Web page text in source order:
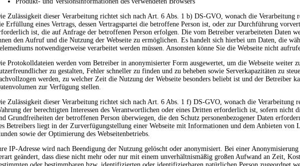
Zulässigkeit dieser Verarbeitung richtet sich nach Art. 6 Abs. 1 b) DS-GVO, wonach die Verarbeitung
Erfüllung eines Vertrags, dessen Vertragspartei die betroffene Person ist, oder zur Durchführung
ist, die auf Anfrage der betroffenen Person erfolgen. Die vom Betreiber verarbeiteten Daten
den Aufruf und die Nutzung der Webseite zu ermöglichen. Es handelt sich hierbei um Daten, die
notwendigerweise verarbeitet werden müssen. Ansonsten könne Sie die Webseite nicht
Protokolldateien werden vom Betreiber in anonymisierter Form ausgewertet, um die Webseite weiter
zu gestalten, Fehler schneller zu finden und zu beheben sowie Serverkapazitäten zu
werden, zu welcher Zeit die Nutzung der Webseite besonders beliebt ist und der Betreiber
zur Verfügung stellen.
Zulässigkeit dieser Verarbeitung richtet sich nach Art. 6 Abs. 1 f) DS-GVO, wonach die Verarbeitung
der berechtigten Interessen des Verantwortlichen oder eines Dritten erforderlich ist, sofern nicht
Grundfreiheiten der betroffenen Person überwiegen, die den Schutz personenbezogener Daten
Betreibers liegt in der Zurverfügungstellung einer Webseite mit Informationen und dem Anbieten von
sowie der Optimierung des Webseitenbetriebs.
IP-Adresse wird nach Beendigung der Nutzung gelöscht oder anonymisiert. Bei einer
geändert, dass diese nicht mehr oder nur mit einem unverhältnismäßig großen Aufwand an Zeit,